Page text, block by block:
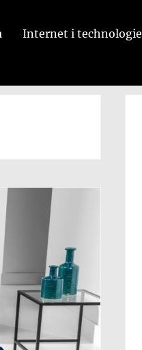
Internet i technologie